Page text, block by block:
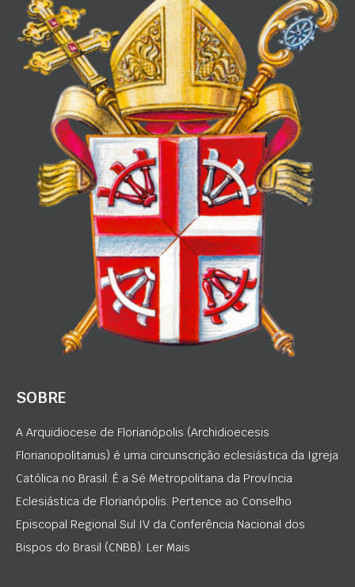
SOBRE
A Arquidiocese de Florianópolis (Archidioecesis
Florianopolitanus) é uma circunscrição eclesiástica da Igreja
Católica no Brasil. É a Sé Metropolitana da Província
Eclesiástica de Florianópolis. Pertence ao Conselho
Episcopal Regional Sul IV da Conferência Nacional dos
Bispos do Brasil (CNBB). Ler Mais